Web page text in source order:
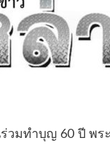
มทำบุญ 60 ปี พร